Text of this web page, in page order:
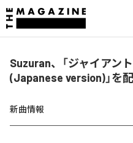
Suzuran、「ジャイアン
(Japanese version)」を
新曲情報